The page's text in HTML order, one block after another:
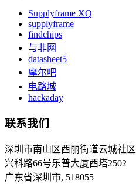
Supplyframe XQ
supplyframe
findchips
与非网
datasheet5
摩尔吧
电路城
hackaday
联系我们
深圳市南山区西丽街道云城社区
兴科路66号乐普大厦西塔2502
广东省深圳市, 518055